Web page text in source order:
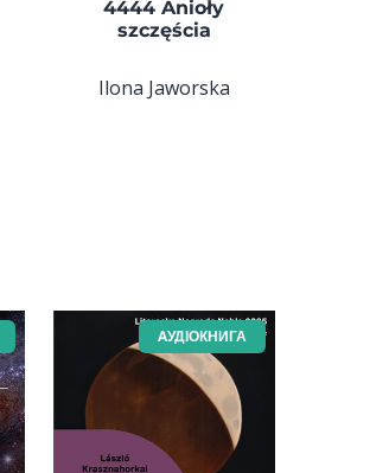
4444 Anioły
szczęścia
Ilona Jaworska
AУДІОКНИГА